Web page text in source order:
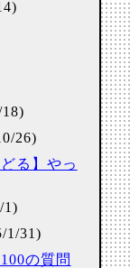
26)
る】やっ
1)
1/31)
の質問